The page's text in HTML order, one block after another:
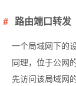
路由端口转发
一个局域网下的
同理，位于公网
先访问该局域网